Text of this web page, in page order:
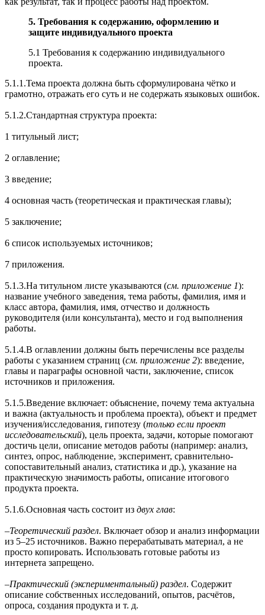
5. Требования к содержанию, оформлению и
защите индивидуального проекта
5.1 Требования к содержанию индивидуального
проекта.
5.1.1.Тема проекта должна быть сформулирована чётко и
грамотно, отражать его суть и не содержать языковых ошибок.
5.1.2.Стандартная структура проекта:
1 титульный лист;
2 оглавление;
3 введение;
4 основная часть (теоретическая и практическая главы);
5 заключение;
6 список используемых источников;
7 приложения.
5.1.3.На титульном листе указываются (см. приложение 1):
название учебного заведения, тема работы, фамилия, имя и
класс автора, фамилия, имя, отчество и должность
руководителя (или консультанта), место и год выполнения
работы.
5.1.4.В оглавлении должны быть перечислены все разделы
работы с указанием страниц (см. приложение 2): введение,
главы и параграфы основной части, заключение, список
источников и приложения.
5.1.5.Введение включает: объяснение, почему тема актуальна
и важна (актуальность и проблема проекта), объект и предмет
изучения/исследования, гипотезу (только если проект
исследовательский), цель проекта, задачи, которые помогают
достичь цели, описание методов работы (например: анализ,
синтез, опрос, наблюдение, эксперимент, сравнительно-
сопоставительный анализ, статистика и др.), указание на
практическую значимость работы, описание итогового
продукта проекта.
5.1.6.Основная часть состоит из двух глав:
‒Теоретический раздел. Включает обзор и анализ информации
из 5–25 источников. Важно перерабатывать материал, а не
просто копировать. Использовать готовые работы из
интернета запрещено.
‒Практический (экспериментальный) раздел. Содержит
описание собственных исследований, опытов, расчётов,
опроса, создания продукта и т. д.